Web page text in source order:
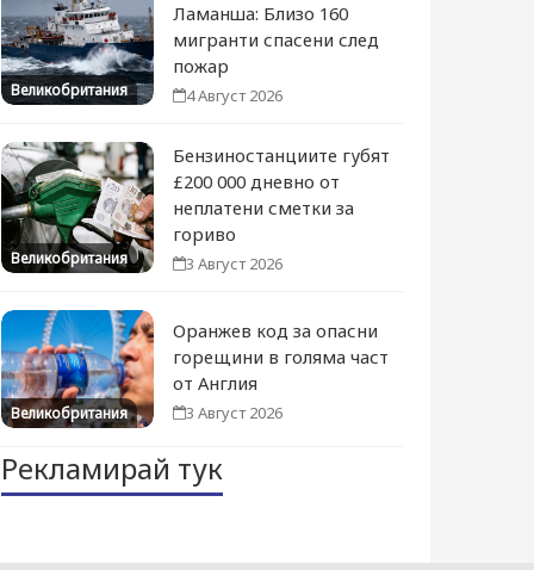
Великобритания
Ламанша: Близо 160
мигранти спасени след
пожар
4 Август 2026
Великобритания
Бензиностанциите губят
£200 000 дневно от
неплатени сметки за
гориво
3 Август 2026
Великобритания
Оранжев код за опасни
горещини в голяма част
от Англия
3 Август 2026
Рекламирай тук